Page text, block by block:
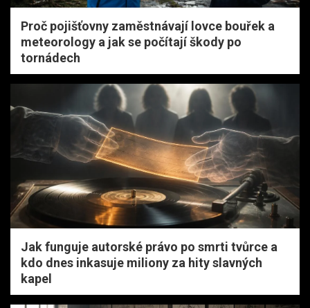
Proč pojišťovny zaměstnávají lovce bouřek a
meteorology a jak se počítají škody po
tornádech
Jak funguje autorské právo po smrti tvůrce a
kdo dnes inkasuje miliony za hity slavných
kapel